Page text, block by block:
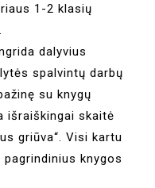
1-2 klasių
dalyvius
spalvintų darbų
su knygų
išraiškingai skaitė
griūva“. Visi kartu
knygos